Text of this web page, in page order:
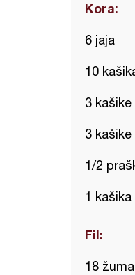
Kora:
6 jaja
10
3
3
1/2
1 kašika
Fil:
18